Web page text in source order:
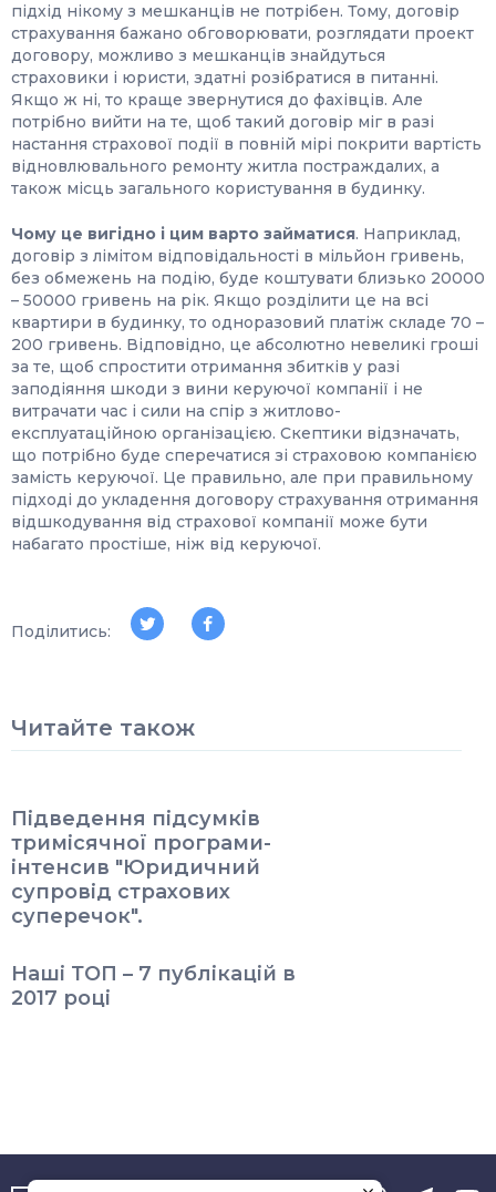
підхід нікому з мешканців не потрібен. Тому, договір
страхування бажано обговорювати, розглядати проект
договору, можливо з мешканців знайдуться
страховики і юристи, здатні розібратися в питанні.
Якщо ж ні, то краще звернутися до фахівців. Але
потрібно вийти на те, щоб такий договір міг в разі
настання страхової події в повній мірі покрити вартість
відновлювального ремонту житла постраждалих, а
також місць загального користування в будинку.
Чому це вигідно і цим варто займатися. Наприклад,
договір з лімітом відповідальності в мільйон гривень,
без обмежень на подію, буде коштувати близько 20000
– 50000 гривень на рік. Якщо розділити це на всі
квартири в будинку, то одноразовий платіж складе 70 –
200 гривень. Відповідно, це абсолютно невеликі гроші
за те, щоб спростити отримання збитків у разі
заподіяння шкоди з вини керуючої компанії і не
витрачати час і сили на спір з житлово-
експлуатаційною організацією. Скептики відзначать,
що потрібно буде сперечатися зі страховою компанією
замість керуючої. Це правильно, але при правильному
підході до укладення договору страхування отримання
відшкодування від страхової компанії може бути
набагато простіше, ніж від керуючої.
Поділитись:
Читайте також
Підведення підсумків
тримісячної програми-
інтенсив "Юридичний
супровід страхових
суперечок".
Наші ТОП – 7 публікацій в
2017 році